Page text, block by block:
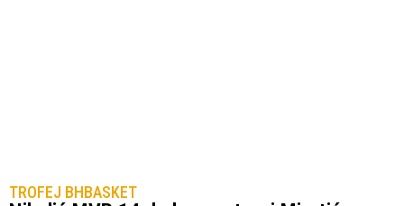
TROFEJ BHBASKET